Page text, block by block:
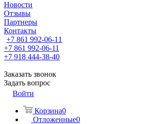
Новости
Отзывы
Партнеры
Контакты
+7 861 992-06-11
+7 861 992-06-11
+7 918 444-38-40
Заказать звонок
Задать вопрос
Войти
Корзина0
Отложенные0